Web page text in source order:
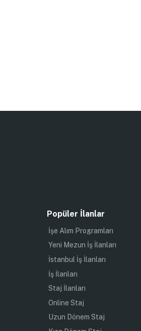
Popüler İlanlar
İşe Alım Programları
Yeni Mezun İş İlanları
İstanbul İş İlanları
İş İlanları
Staj İlanları
Online Staj
Uzun Dönem Staj